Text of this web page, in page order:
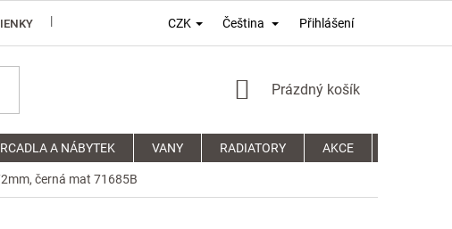
PODMÍNKY OCHRANY OSOBNÍCH ÚDAJŮ REKLAMAČNÍ ŘÁD
CZK Čeština Přihlášení
NÁKUPNÍ
Prázdný košík
A NÁBYTEK VANY RADIATORY AKCE
černá mat 71685B